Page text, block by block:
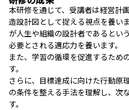
本研修を通じて、受講者は経営計
造設計図として捉える視点を養い
が人生や組織の設計者であるとい
必要とされる適応力を養います。
また、学習の循環を促進するため
す。
さらに、目標達成に向けた行動原
の条件を整える手法を理解し、次
す。